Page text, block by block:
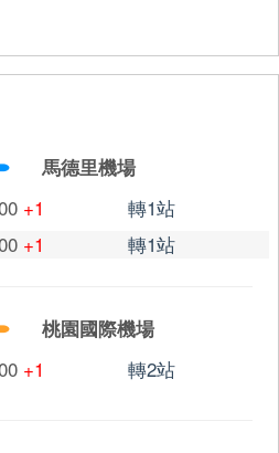
馬德里機場
+1
轉1站
+1 轉1站
桃園國際機場
+1 轉2站